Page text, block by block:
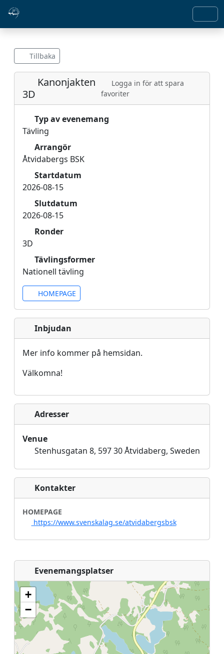
Tillbaka
Kanonjakten
3D
Logga in för att spara
favoriter
Typ av evenemang
Tävling
Arrangör
Åtvidabergs BSK
Startdatum
2026-08-15
Slutdatum
2026-08-15
Ronder
3D
Tävlingsformer
Nationell tävling
HOMEPAGE
Inbjudan
Mer info kommer på hemsidan.
Välkomna!
Adresser
Venue
Stenhusgatan 8, 597 30 Åtvidaberg, Sweden
Kontakter
HOMEPAGE
https://www.svenskalag.se/atvidabergsbsk
Evenemangsplatser
+
−